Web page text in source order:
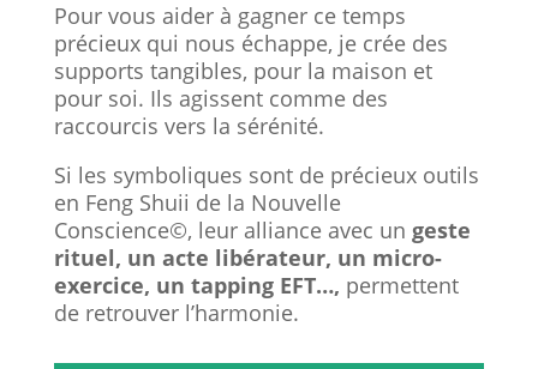
Pour vous aider à gagner ce temps
précieux qui nous échappe, je crée des
supports tangibles, pour la maison et
pour soi. Ils agissent comme des
raccourcis vers la sérénité.
Si les symboliques sont de précieux outils
en Feng Shuii de la Nouvelle
Conscience©, leur alliance avec un geste
rituel, un acte libérateur, un micro-
exercice, un tapping EFT…, permettent
de retrouver l’harmonie.